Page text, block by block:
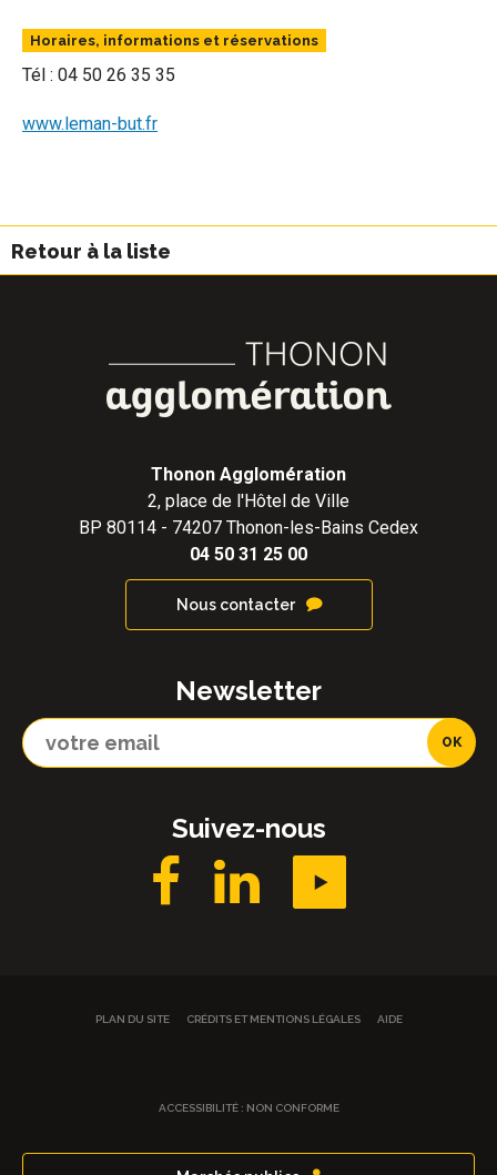
Horaires, informations et réservations
Tél : 04 50 26 35 35
www.leman-but.fr
Retour à la liste
Thonon Agglomération
2, place de l'Hôtel de Ville
BP 80114 - 74207 Thonon-les-Bains Cedex
04 50 31 25 00
Nous contacter
Newsletter
Suivez-nous
PLAN DU SITE CRÉDITS ET MENTIONS LÉGALES AIDE
ACCESSIBILITÉ : NON CONFORME